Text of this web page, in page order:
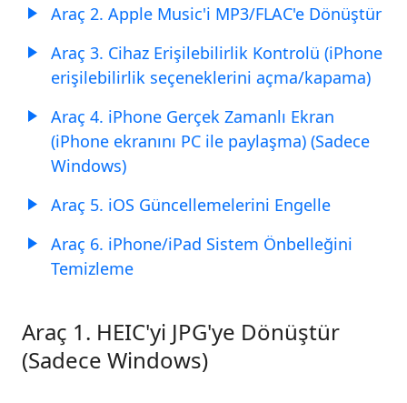
iTunes
Medyasını
Cihaza
Aktar
Daha
Fazla
Araç
JPG'ye
2.
Apple
Müzik'i
Araç 2. Apple Music'i MP3/FLAC'e Dönüştür
Araç 3. Cihaz Erişilebilirlik Kontrolü (iPhone
erişilebilirlik seçeneklerini açma/kapama)
Araç 4. iPhone Gerçek Zamanlı Ekran
(iPhone ekranını PC ile paylaşma) (Sadece
Windows)
Araç 5. iOS Güncellemelerini Engelle
Araç 6. iPhone/iPad Sistem Önbelleğini
Temizleme
Araç 1. HEIC'yi JPG'ye Dönüştür
(Sadece Windows)